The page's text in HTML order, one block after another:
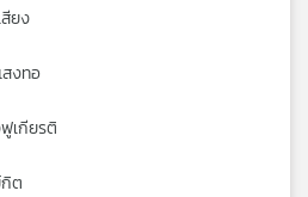
ยง
งทอ
เกียรติ
ต